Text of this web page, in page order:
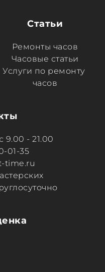
Статьи
Ремонты часов
Часовые статьи
Услуги по ремонту
часов
9.00 - 21.00
01-35
time.ru